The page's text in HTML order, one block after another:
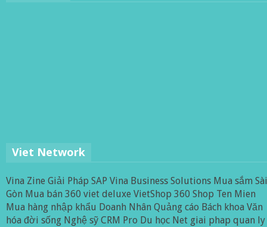
Viet Network
Vina Zine Giải Pháp SAP Vina Business Solutions Mua sắm Sài
Gòn Mua bán 360 viet deluxe VietShop 360 Shop Ten Mien
Mua hàng nhập khẩu Doanh Nhân Quảng cáo Bách khoa Văn
hóa đời sống Nghệ sỹ CRM Pro Du học Net giai phap quan ly